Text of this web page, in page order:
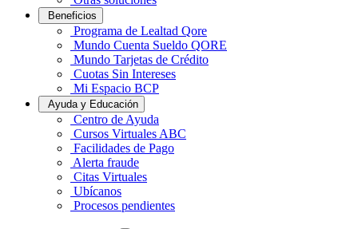
Beneficios
Programa de Lealtad Qore
Mundo Cuenta Sueldo QORE
Mundo Tarjetas de Crédito
Cuotas Sin Intereses
Mi Espacio BCP
Ayuda y Educación
Centro de Ayuda
Cursos Virtuales ABC
Facilidades de Pago
Alerta fraude
Citas Virtuales
Ubícanos
Procesos pendientes